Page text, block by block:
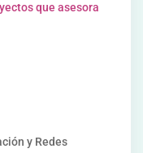
que asesora
y Redes